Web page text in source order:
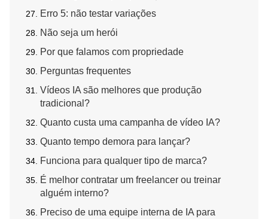
Erro 5: não testar variações
Não seja um herói
Por que falamos com propriedade
Perguntas frequentes
Vídeos IA são melhores que produção
tradicional?
Quanto custa uma campanha de vídeo IA?
Quanto tempo demora para lançar?
Funciona para qualquer tipo de marca?
É melhor contratar um freelancer ou treinar
alguém interno?
Preciso de uma equipe interna de IA para